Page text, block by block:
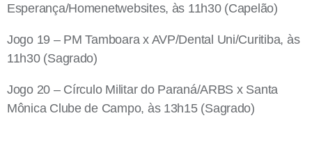
Esperança/Homenetwebsites, às 11h30 (Capelão)
Jogo 19 – PM Tamboara x AVP/Dental Uni/Curitiba, às
11h30 (Sagrado)
Jogo 20 – Círculo Militar do Paraná/ARBS x Santa
Mônica Clube de Campo, às 13h15 (Sagrado)